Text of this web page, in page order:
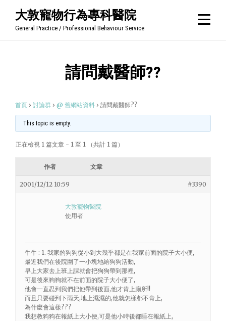
大敦寵物行為專科醫院
General Practice / Professional Behaviour Service
請問戴醫師??
首頁 › 討論群 › @ 舊網站資料 › 請問戴醫師??
This topic is empty.
正在檢視 1 篇文章 - 1 至 1 （共計 1 篇）
作者 文章
2001/12/12 10:59 #3390
大敦寵物醫院
使用者
牛牛 : 1. 我家的狗狗從小到大幾乎都是在我家前面的院子大小便,
最近我們在後院圍了一小塊地給狗狗活動,
早上大家去上班上課就會把狗狗帶到那裡,
可是後來狗狗就不在前面的院子大小便了,
他會一直忍到我們把他帶到後面,他才肯上廁所!!
而且只要碰到下雨天,地上濕濕的,他就怎樣都不肯上,
為什麼會這樣???
我想教狗狗在報紙上大小便,可是他小時後都睡在報紙上,